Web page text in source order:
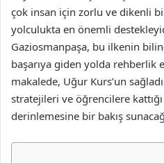
çok insan için zorlu ve dikenli
yolculukta en önemli
Gaziosmanpaşa, bu ilkenin
başarıya giden yolda rehberlik
makalede, Uğur Kurs’un
stratejileri ve öğrencilere
derinlemesine bir bakış